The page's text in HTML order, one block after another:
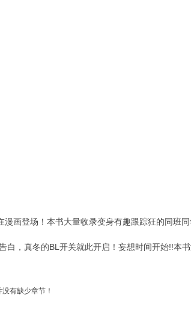
画登场！本书大量收录变身有趣跟踪狂的同班
，真冬的BL开关就此开启！妄想时间开始!!本
曲折的心意。真冬将这份心意传达给称呼学生
FUJIMISHOBO
有缺少章节！